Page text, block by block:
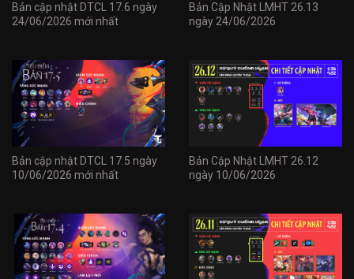
Bản cập nhật DTCL 17.6 ngày
24/06/2026 mới nhất
Bản Cập Nhật LMHT 26.13
ngày 24/06/2026
Bản cập nhật DTCL 17.5 ngày
10/06/2026 mới nhất
Bản Cập Nhật LMHT 26.12
ngày 10/06/2026